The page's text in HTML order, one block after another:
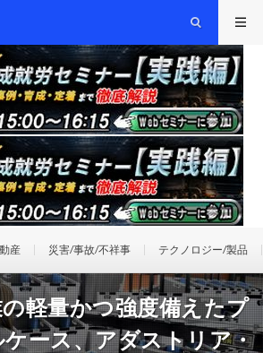
産 災害/事故/不祥事 テクノロジー/製品
軽量かつ強度備えたプ
ース、アダストリア・